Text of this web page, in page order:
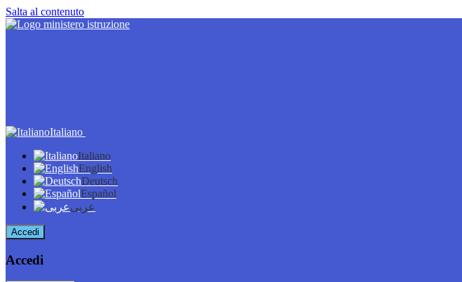
Salta al contenuto
Italiano
Italiano
English
Deutsch
Español
عربى
Accedi
Accedi